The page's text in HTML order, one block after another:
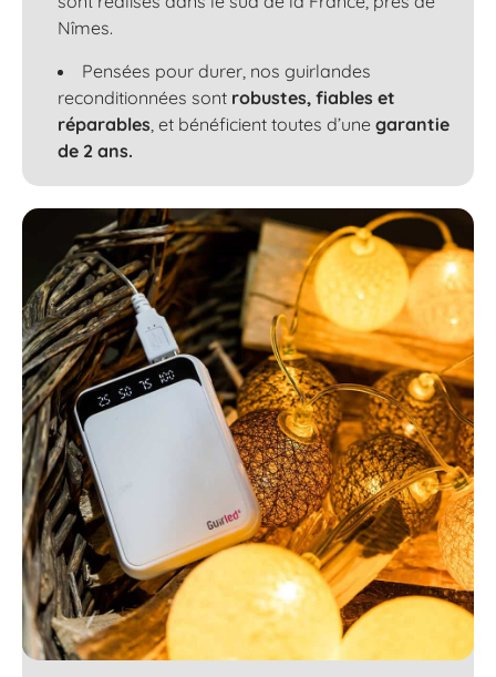
Nîmes.
Pensées pour durer, nos guirlandes
reconditionnées sont robustes, fiables et
réparables , et bénéficient toutes d’une garantie
de 2 ans.